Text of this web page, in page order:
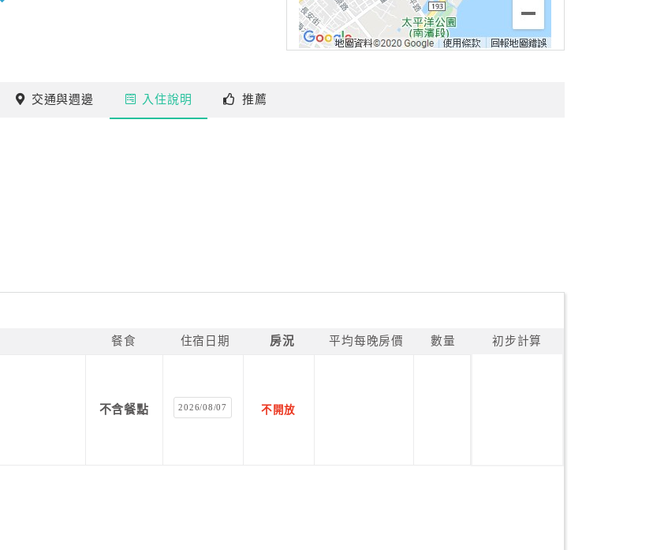
交通與週邊 入住說明 推薦
餐食 住宿日期 房況 平均每晚房價 數量 初步計算
不含餐點 2026/08/07 不開放